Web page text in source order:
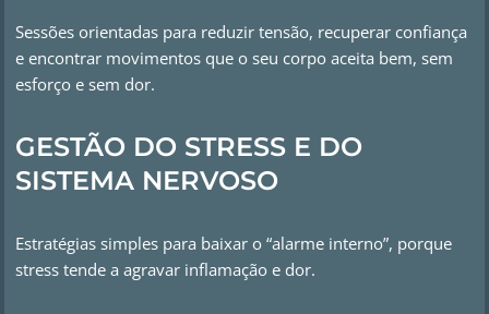
Sessões orientadas para reduzir tensão, recuperar confiança
e encontrar movimentos que o seu corpo aceita bem, sem
esforço e sem dor.
GESTÃO DO STRESS E DO
SISTEMA NERVOSO
Estratégias simples para baixar o “alarme interno”, porque
stress tende a agravar inflamação e dor.